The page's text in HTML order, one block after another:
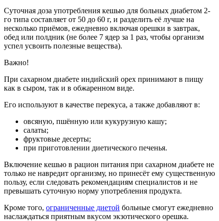
Суточная доза употребления кешью для больных диабетом 2-
го типа составляет от 50 до 60 г, и разделить её лучше на
несколько приёмов, ежедневно включая орешки в завтрак,
обед или полдник (не более 7 ядер за 1 раз, чтобы организм
успел усвоить полезные вещества).
Важно!
При сахарном диабете индийский орех принимают в пищу
как в сыром, так и в обжаренном виде.
Его используют в качестве перекуса, а также добавляют в:
овсяную, пшённую или кукурузную кашу;
салаты;
фруктовые десерты;
при приготовлении диетического печенья.
Включение кешью в рацион питания при сахарном диабете не
только не навредит организму, но принесёт ему существенную
пользу, если следовать рекомендациям специалистов и не
превышать суточную норму употребления продукта.
Кроме того, ограниченные диетой больные смогут ежедневно
наслаждаться приятным вкусом экзотического орешка.